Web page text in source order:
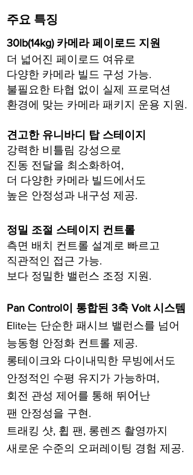
주요 특징
30lb(14kg) 카메라 페이로드 지원
더 넓어진 페이로드 여유로
다양한 카메라 빌드 구성 가능.
불필요한 타협 없이 실제 프로덕션
환경에 맞는 카메라 패키지 운용 지원.
견고한 유니바디 탑 스테이지
강력한 비틀림 강성으로
진동 전달을 최소화하여,
더 다양한 카메라 빌드에서도
높은 안정성과 내구성 제공.
정밀 조절 스테이지 컨트롤
측면 배치 컨트롤 설계로 빠르고
직관적인 접근 가능.
보다 정밀한 밸런스 조정 지원.
Pan Control이 통합된 3축 Volt 시스템
Elite는 단순한 패시브 밸런스를 넘어
능동형 안정화 컨트롤 제공.
롱테이크와 다이내믹한 무빙에서도
안정적인 수평 유지가 가능하며,
회전 관성 제어를 통해 뛰 어 난
팬 안정성을 구현.
트래킹 샷, 휩 팬, 롱렌즈 촬영까지
새로운 수준의 오퍼레이팅 경험 제공.